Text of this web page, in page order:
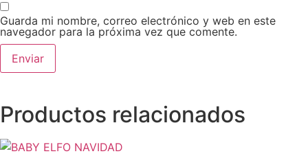
Guarda mi nombre, correo electrónico y web en este
navegador para la próxima vez que comente.
Productos relacionados